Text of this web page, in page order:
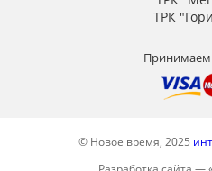
ТРК
Принимаем
© Новое время, 2025